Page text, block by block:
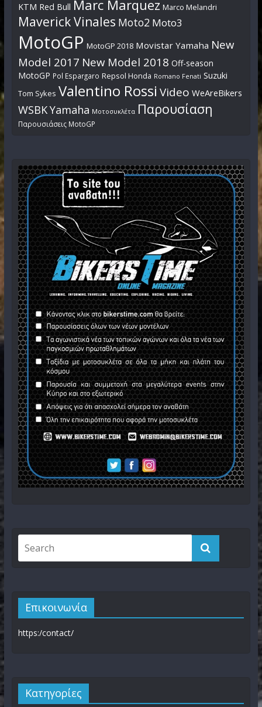
KTM Red Bull Marc Marquez Marco Melandri
Maverick Vinales Moto2 Moto3
MotoGP MotoGP 2018 Movistar Yamaha New
Model 2017 New Model 2018 Off-season
MotoGP Pol Espargaro Repsol Honda Romano Fenati Suzuki
Tom Sykes Valentino Rossi Video WeAreBikers
WSBKYamaha Μοτοσυκλέτα Παρουσίαση
Παρουσιάσεις MotoGP
Επικοινωνία
https:/contact/
Kατηγορίες